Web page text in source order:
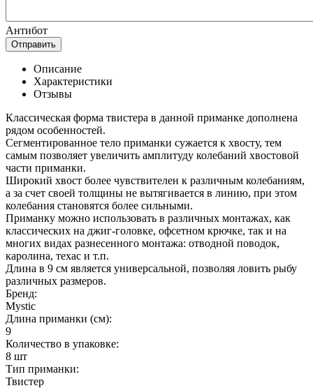
Антибот
Отправить
Описание
Характеристики
Отзывы
Классическая форма твистера в данной приманке дополнена
рядом особенностей.
Сегментированное тело приманки сужается к хвосту, тем
самым позволяет увеличить амплитуду колебаний хвостовой
части приманки.
Широкий хвост более чувствителен к различным колебаниям,
а за счет своей толщины не вытягивается в линию, при этом
колебания становятся более сильными.
Приманку можно использовать в различных монтажах, как
классических на джиг-головке, офсетном крючке, так и на
многих видах разнесенного монтажа: отводной поводок,
каролина, техас и т.п.
Длина в 9 см является универсальной, позволяя ловить рыбу
различных размеров.
Бренд:
Mystic
Длина приманки (см):
9
Количество в упаковке:
8 шт
Тип приманки:
Твистер